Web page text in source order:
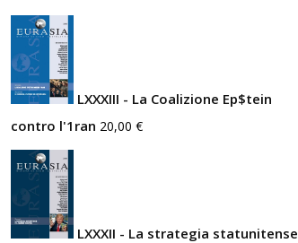
LXXXIII - La Coalizione Ep$tein
contro l'1ran 20,00 €
LXXXII - La strategia statunitense